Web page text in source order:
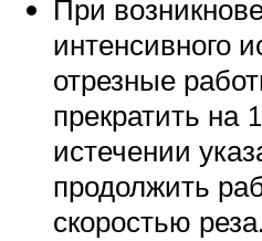
При
интенсивного
отрезные
прекратить на
истечении
продолжить
скоростью реза.